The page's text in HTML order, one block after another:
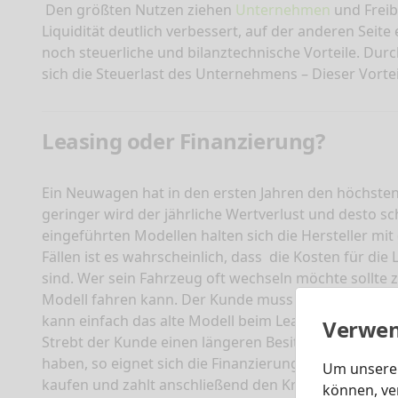
Um
können,
Den größten Nutzen ziehen Unternehmen und
Liquidität deutlich verbessert, auf der anderen
noch steuerliche und bilanztechnische Vorteile.
sich die Steuerlast des Unternehmens – Dieser
Leasing oder Finanzierung?
Ein Neuwagen hat in den ersten Jahren den
geringer wird der jährliche Wertverlust und desto
eingeführten Modellen halten sich die Hersteller
Fällen ist es wahrscheinlich, dass die Kosten für die
sind. Wer sein Fahrzeug oft wechseln möchte sollte
Modell fahren kann. Der Kunde muss sich nicht um
kann einfach das alte Modell beim Leasinggeber
Strebt der Kunde einen längeren Besitz des
haben, so eignet sich die
kaufen und zahlt anschließend den Kredit über